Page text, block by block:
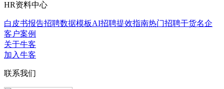
HR资料中心
白皮书报告招聘数据模板AI招聘提效指南热门招聘干货名企
客户案例
关于牛客
加入牛客
联系我们